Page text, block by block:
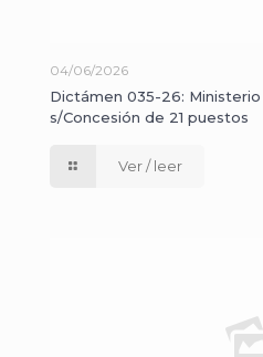
04/06/2026
Dictámen 035-26:
s/Concesión de 21 puestos
Ver / leer